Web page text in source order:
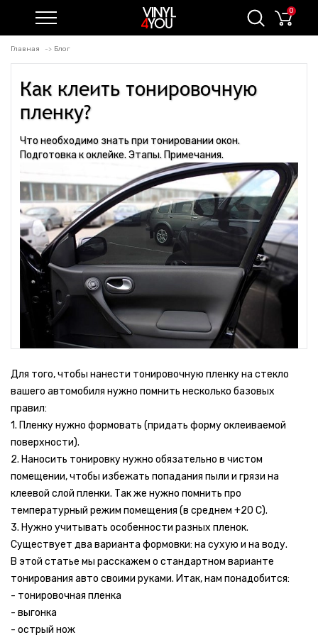
0
Главная Блог
Как клеить тонировочную
пленку?
Что необходимо знать при тонировании окон.
Подготовка к оклейке. Этапы. Примечания.
Для того, чтобы нанести тонировочную пленку на стекло
вашего автомобиля нужно помнить несколько базовых
правил:
1. Пленку нужно формовать (придать форму оклеиваемой
поверхности).
2. Наносить тонировку нужно обязательно в чистом
помещении, чтобы избежать попадания пыли и грязи на
клеевой слой пленки. Так же нужно помнить про
температурный режим помещения (в среднем +20 С).
3. Нужно учитывать особенности разных пленок.
Существует два варианта формовки: на сухую и на воду.
В этой статье мы расскажем о стандартном варианте
тонирования авто своими руками. Итак, нам понадобится:
- тонировочная пленка
- выгонка
- острый нож